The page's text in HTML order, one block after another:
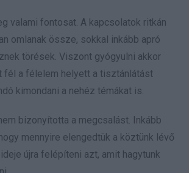
valami fontosat. A kapcsolatok ritkán
omlanak össze, sokkal inkább apró
törések. Viszont gyógyulni akkor
fél a félelem helyett a tisztánlátást
kimondani a nehéz témákat is.
bizonyította a megcsalást. Inkább
mennyire elengedtük a köztünk lévő
újra felépíteni azt, amit hagytunk